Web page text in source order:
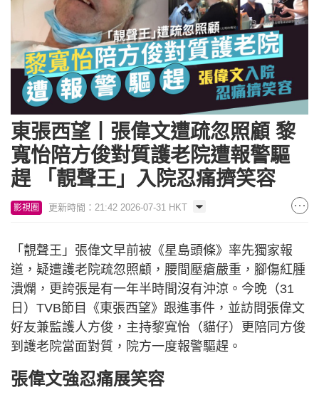
東張西望丨張偉文遭疏忽照顧 黎
寬怡陪方俊對質護老院遭報警驅
趕 「靚聲王」入院忍痛擠笑容
影視圈 更新時間：21:42 2026-07-31 HKT
「靚聲王」張偉文早前被《星島頭條》率先獨家報
道，疑遭護老院疏忽照顧，腰間壓瘡嚴重，腳傷紅腫
潰爛，更誇張是有一年半時間沒有沖涼。今晚（31
日）TVB節目《東張西望》跟進事件，並訪問張偉文
好友兼監護人方俊，主持黎寬怡（貓仔）更陪同方俊
到護老院當面對質，院方一度報警驅趕。
張偉文強忍痛展笑容